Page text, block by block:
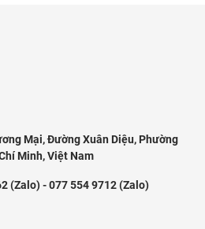
Mại, Đường Xuân Diệu, Phường
Minh, Việt Nam
(Zalo) - 077 554 9712 (Zalo)